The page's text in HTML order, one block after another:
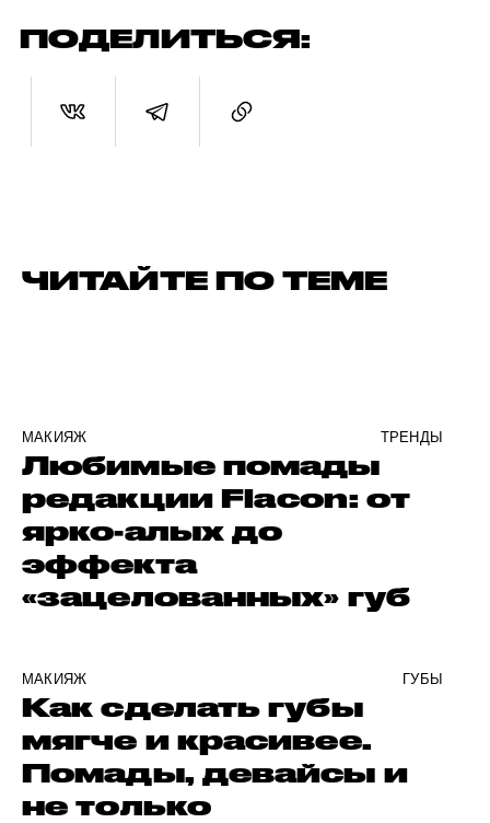
ПОДЕЛИТЬСЯ:
ЧИТАЙТЕ ПО ТЕМЕ
МАКИЯЖ ТРЕНДЫ
Любимые помады
редакции Flacon: от
ярко-алых до
эффекта
«зацелованных» губ
МАКИЯЖ ГУБЫ
Как сделать губы
мягче и красивее.
Помады, девайсы и
не только